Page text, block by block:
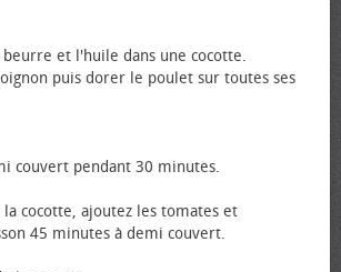
et l'huile dans une cocotte.
puis dorer le poulet sur toutes ses
couvert pendant 30 minutes.
la cocotte, ajoutez les tomates et
45 minutes à demi couvert.